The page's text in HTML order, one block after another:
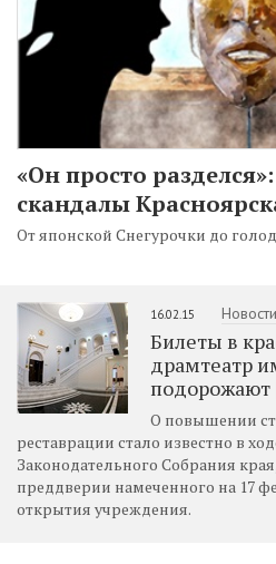
«Он просто
скандалы
От японской Снегурочки до
16.02.15 Новости
Билеты в
драмтеатр
подорожают
О повышении
реставрации стало известно в
Законодательного Собрания
преддверии намеченного на 17
открытия учреждения.